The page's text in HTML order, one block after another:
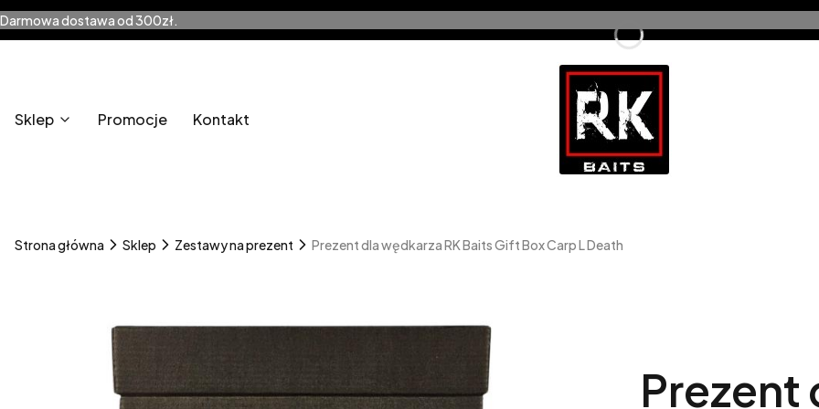
Darmowa dostawa od 300zł.
Sklep Promocje Kontakt
Strona główna Sklep Zestawy na prezent Prezent dla wędkarza RK Baits Gift Box Carp L Death
Prezent